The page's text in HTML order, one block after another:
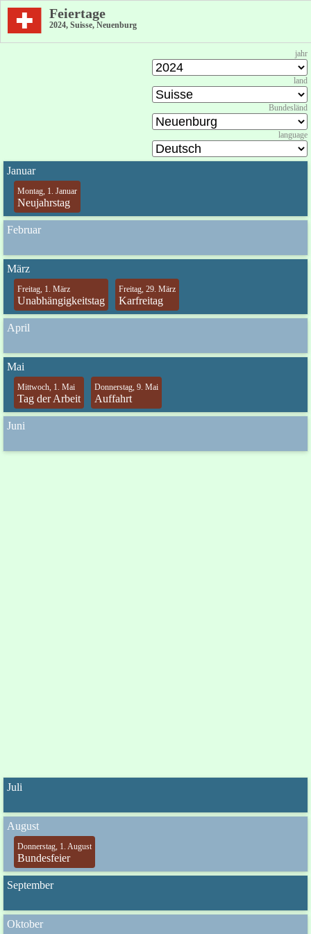
Feiertage
2024, Suisse, Neuenburg
jahr
land
Bundesländ
language
Januar
Montag, 1. Januar
Neujahrstag
Februar
März
Freitag, 1. März
Unabhängigkeitstag
Freitag, 29. März
Karfreitag
April
Mai
Mittwoch, 1. Mai
Tag der Arbeit
Donnerstag, 9. Mai
Auffahrt
Juni
Juli
August
Donnerstag, 1. August
Bundesfeier
September
Oktober